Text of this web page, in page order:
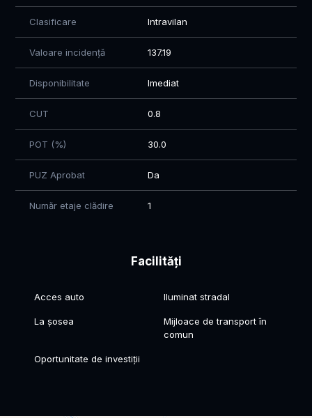
Clasificare Intravilan
Valoare incidență 137.19
Disponibilitate Imediat
CUT 0.8
POT (%) 30.0
PUZ Aprobat Da
Număr etaje clădire 1
Facilități
Acces auto Iluminat stradal
La șosea
Mijloace de transport în
comun
Oportunitate de investiții